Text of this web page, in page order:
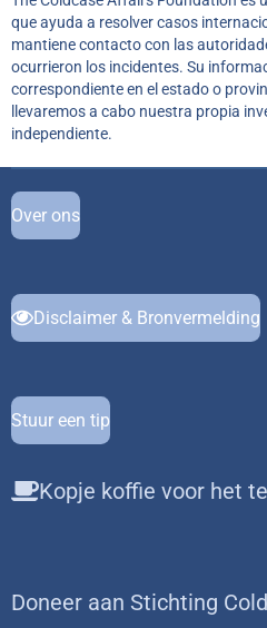
que ayuda a resolver casos
mantiene contacto con las
ocurrieron los incidentes. Su
correspondiente en el estado o
llevaremos a cabo nuestra propia
independiente.
Over ons
Disclaimer & Bronvermelding
Stuur een tip
Kopje koffie voor het
Doneer aan Stichting